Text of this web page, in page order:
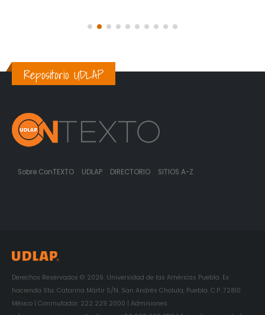
Repositorio UDLAP
Sobre ConTEXTO UDLAP DIRECTORIO SITIOS A-Z
Derechos Reservados © 2026. Universidad de las Américas Puebla. Ex
hacienda Sta. Catarina Mártir S/N. San Andrés Cholula, Puebla. C.P. 72810.
México | Conmutador: 222 229 2000 | Admisiones: